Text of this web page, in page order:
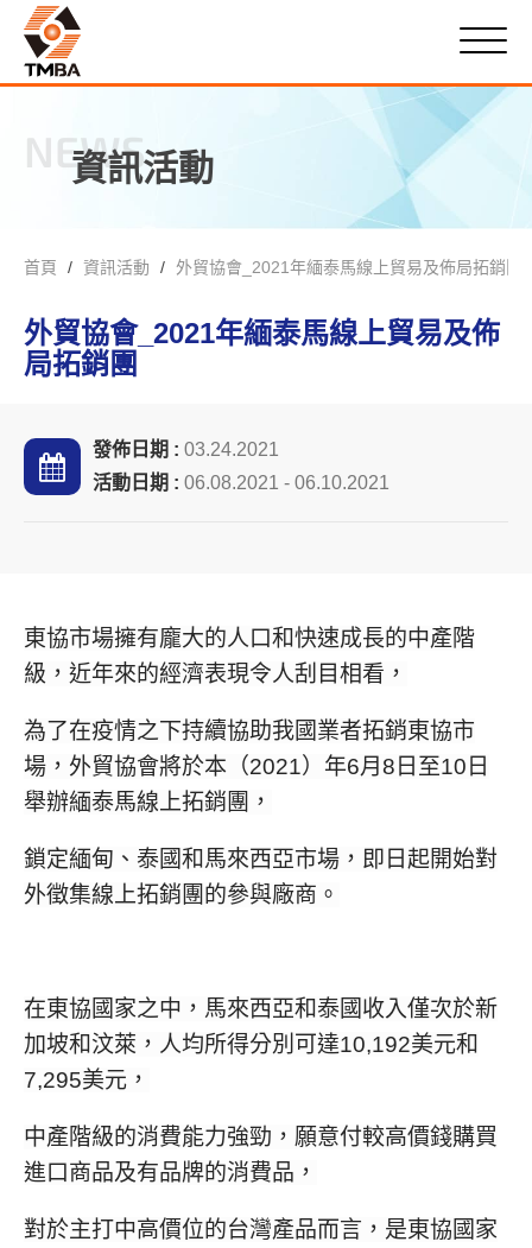
NEWS
資訊活動
首頁 資訊活動 外貿協會_2021年緬泰馬線上貿易及佈局拓銷團
外貿協會_2021年緬泰馬線上貿易及佈
局拓銷團
發佈日期 : 03.24.2021
活動日期 : 06.08.2021 - 06.10.2021
東協市場擁有龐大的人口和快速成長的中產階
級，近年來的經濟表現令人刮目相看，
為了在疫情之下持續協助我國業者拓銷東協市
場，外貿協會將於本（2021）年6月8日至10日
舉辦緬泰馬線上拓銷團，
鎖定緬甸、泰國和馬來西亞市場，即日起開始對
外徵集線上拓銷團的參與廠商。
在東協國家之中，馬來西亞和泰國收入僅次於新
加坡和汶萊，人均所得分別可達10,192美元和
7,295美元，
中產階級的消費能力強勁，願意付較高價錢購買
進口商品及有品牌的消費品，
對於主打中高價位的台灣產品而言，是東協國家